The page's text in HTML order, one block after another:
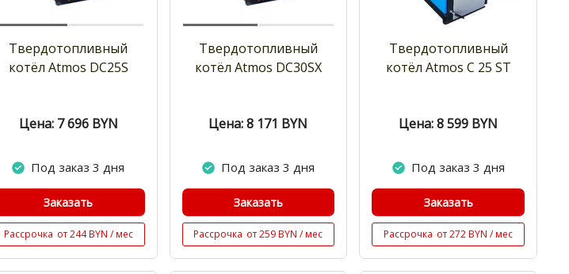
Твердотопливный
котёл Atmos DC25S
Цена: 7 696 BYN
Под заказ 3 дня
Заказать
Рассрочка от 244 BYN / мес
Твердотопливный
котёл Atmos DC30SX
Цена: 8 171 BYN
Под заказ 3 дня
Заказать
Рассрочка от 259 BYN / мес
Твердотопливный
котёл Atmos C 25 ST
Цена: 8 599 BYN
Под заказ 3 дня
Заказать
Рассрочка от 272 BYN / мес